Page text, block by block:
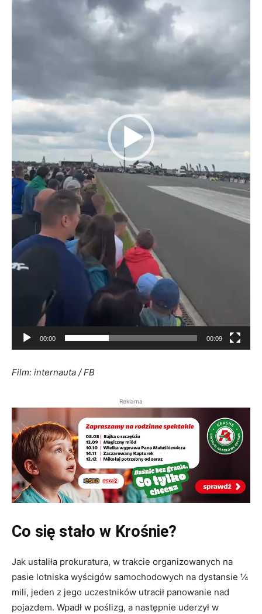
00:00 00:09
Film: internauta / FB
Reklama
Co się stało w Krośnie?
Jak ustaliła prokuratura, w trakcie organizowanych na
pasie lotniska wyścigów samochodowych na dystansie ¼
mili, jeden z jego uczestników utracił panowanie nad
pojazdem. Wpadł w poślizg, a następnie uderzył w